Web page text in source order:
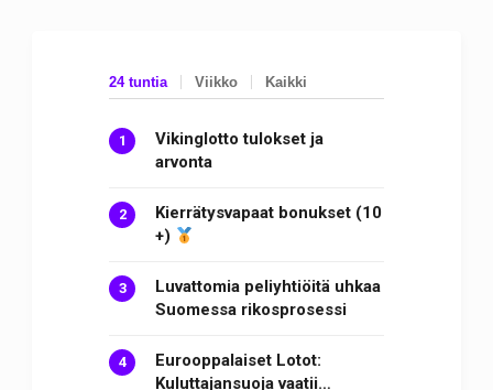
24 tuntia Viikko Kaikki
Vikinglotto tulokset ja
arvonta
Kierrätysvapaat bonukset (10
+)
Luvattomia peliyhtiöitä uhkaa
Suomessa rikosprosessi
Eurooppalaiset Lotot:
Kuluttajansuoja vaatii…